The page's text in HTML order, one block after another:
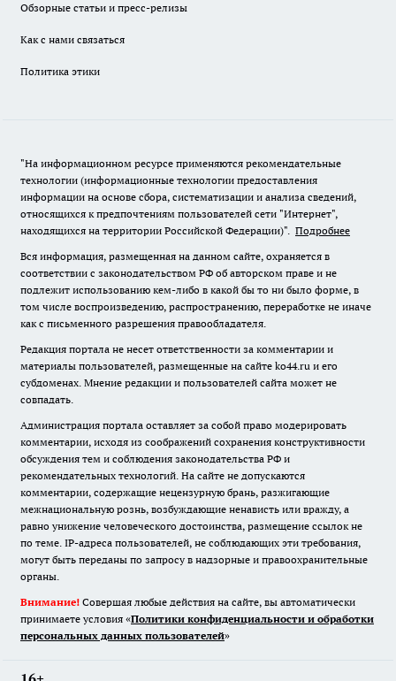
Обзорные статьи и пресс-релизы
Как с нами связаться
Политика этики
"На информационном ресурсе применяются рекомендательные
технологии (информационные технологии предоставления
информации на основе сбора, систематизации и анализа сведений,
относящихся к предпочтениям пользователей сети "Интернет",
находящихся на территории Российской Федерации)". Подробнее
Вся информация, размещенная на данном сайте, охраняется в
соответствии с законодательством РФ об авторском праве и не
подлежит использованию кем-либо в какой бы то ни было форме, в
том числе воспроизведению, распространению, переработке не иначе
как с письменного разрешения правообладателя.
Редакция портала не несет ответственности за комментарии и
материалы пользователей, размещенные на сайте ko44.ru и его
субдоменах. Мнение редакции и пользователей сайта может не
совпадать.
Администрация портала оставляет за собой право модерировать
комментарии, исходя из соображений сохранения конструктивности
обсуждения тем и соблюдения законодательства РФ и
рекомендательных технологий. На сайте не допускаются
комментарии, содержащие нецензурную брань, разжигающие
межнациональную рознь, возбуждающие ненависть или вражду, а
равно унижение человеческого достоинства, размещение ссылок не
по теме. IP-адреса пользователей, не соблюдающих эти требования,
могут быть переданы по запросу в надзорные и правоохранительные
органы.
Внимание! Совершая любые действия на сайте, вы автоматически
принимаете условия «Политики конфиденциальности и обработки
персональных данных пользователей»